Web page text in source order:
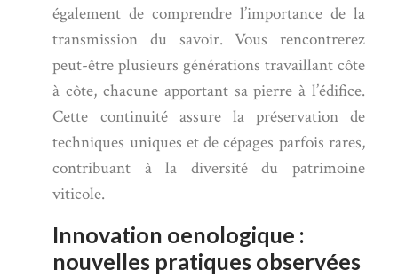
également de comprendre l’importance de la
transmission du savoir. Vous rencontrerez
peut-être plusieurs générations travaillant côte
à côte, chacune apportant sa pierre à l’édifice.
Cette continuité assure la préservation de
techniques uniques et de cépages parfois rares,
contribuant à la diversité du patrimoine
viticole.
Innovation oenologique :
nouvelles pratiques observées